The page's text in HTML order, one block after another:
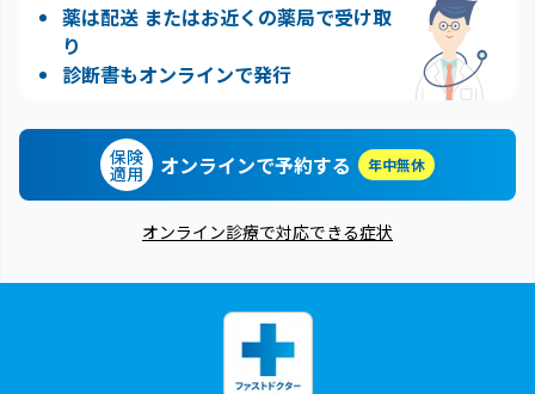
薬は配送 またはお近くの薬局で受け取
り
診断書もオンラインで発行
保険
適用 オンラインで予約する 年中無休
オンライン診療で対応できる症状